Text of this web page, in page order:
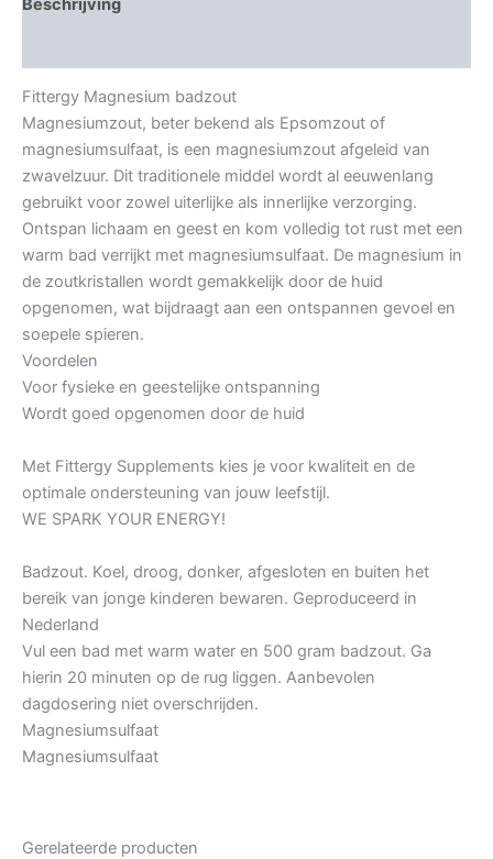
Beschrijving
Fittergy Magnesium badzout
Magnesiumzout, beter bekend als Epsomzout of
magnesiumsulfaat, is een magnesiumzout afgeleid van
zwavelzuur. Dit traditionele middel wordt al eeuwenlang
gebruikt voor zowel uiterlijke als innerlijke verzorging.
Ontspan lichaam en geest en kom volledig tot rust met een
warm bad verrijkt met magnesiumsulfaat. De magnesium in
de zoutkristallen wordt gemakkelijk door de huid
opgenomen, wat bijdraagt aan een ontspannen gevoel en
soepele spieren.
Voordelen
Voor fysieke en geestelijke ontspanning
Wordt goed opgenomen door de huid
Met Fittergy Supplements kies je voor kwaliteit en de
optimale ondersteuning van jouw leefstijl.
WE SPARK YOUR ENERGY!
Badzout. Koel, droog, donker, afgesloten en buiten het
bereik van jonge kinderen bewaren. Geproduceerd in
Nederland
Vul een bad met warm water en 500 gram badzout. Ga
hierin 20 minuten op de rug liggen. Aanbevolen
dagdosering niet overschrijden.
Magnesiumsulfaat
Magnesiumsulfaat
Gerelateerde producten